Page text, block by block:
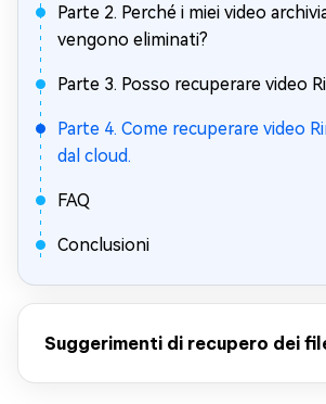
Parte 2. Perché i miei video
vengono eliminati?
Parte 3. Posso recuperare video
Parte 4. Come recuperare video
dal cloud.
FAQ
Conclusioni
Suggerimenti di recupero dei